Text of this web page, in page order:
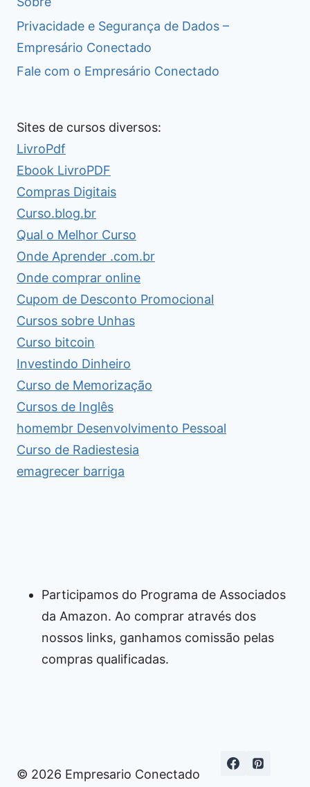
Privacidade e Segurança de Dados –
Empresário Conectado
Fale com o Empresário Conectado
Sites de cursos diversos:
LivroPdf
Ebook LivroPDF
Compras Digitais
Curso.blog.br
Qual o Melhor Curso
Onde Aprender .com.br
Onde comprar online
Cupom de Desconto Promocional
Cursos sobre Unhas
Curso bitcoin
Investindo Dinheiro
Curso de Memorização
Cursos de Inglês
homembr Desenvolvimento Pessoal
Curso de Radiestesia
emagrecer barriga
Participamos do Programa de Associados
da Amazon. Ao comprar através dos
nossos links, ganhamos comissão pelas
compras qualificadas.
© 2026 Empresario Conectado